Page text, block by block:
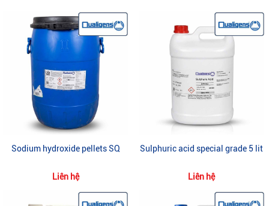
Sodium hydroxide pellets SQ
Liên hệ
Sulphuric acid special grade 5 lit
Liên hệ